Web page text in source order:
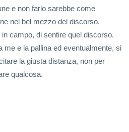
e non farlo sarebbe come
nel bel mezzo del discorso.
campo, di sentire quel discorso.
me e la pallina ed eventualmente, si
la giusta distanza, non per
qualcosa.